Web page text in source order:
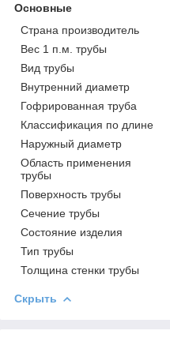
Основные
Страна производитель
Вес 1 п.м. трубы
Вид трубы
Внутренний диаметр
Гофрированная труба
Классификация по длине
Наружный диаметр
Область применения
трубы
Поверхность трубы
Сечение трубы
Состояние изделия
Тип трубы
Толщина стенки трубы
Скрыть